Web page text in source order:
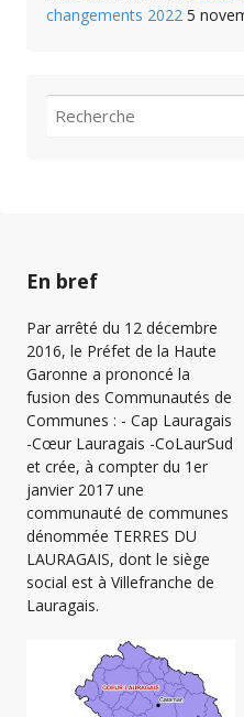
changements 2022 5
recherche
pour
En bref
Par arrêté du 12 décembre
2016, le Préfet de la Haute
Garonne a prononcé la
fusion des Communautés de
Communes : - Cap Lauragais
-Cœur Lauragais -CoLaurSud
et crée, à compter du 1er
janvier 2017 une
communauté de communes
dénommée TERRES DU
LAURAGAIS, dont le siège
social est à Villefranche de
Lauragais.